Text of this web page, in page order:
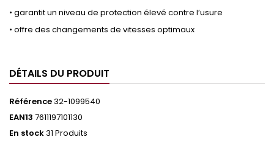
• garantit un niveau de protection élevé contre l’usure
• offre des changements de vitesses optimaux
DÉTAILS DU PRODUIT
Référence32-1099540
EAN13 7611197101130
En stock31 Produits